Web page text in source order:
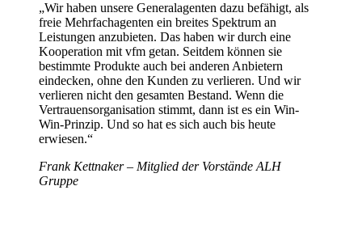
„Wir haben unsere Generalagenten dazu befähigt, als
freie Mehrfachagenten ein breites Spektrum an
Leistungen anzubieten. Das haben wir durch eine
Kooperation mit vfm getan. Seitdem können sie
bestimmte Produkte auch bei anderen Anbietern
eindecken, ohne den Kunden zu verlieren. Und wir
verlieren nicht den gesamten Bestand. Wenn die
Vertrauensorganisation stimmt, dann ist es ein Win-
Win-Prinzip. Und so hat es sich auch bis heute
erwiesen.“
Frank Kettnaker – Mitglied der Vorstände ALH
Gruppe